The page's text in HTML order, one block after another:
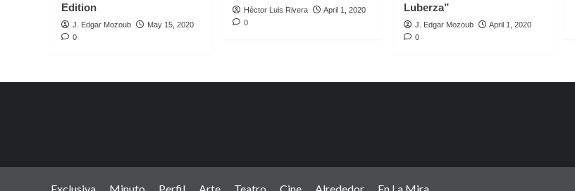
Edition
J. Edgar Mozoub
May 15, 2020
0
Héctor Luis Rivera
April 1, 2020
0
Luberza”
J. Edgar Mozoub
April 1, 2020
0